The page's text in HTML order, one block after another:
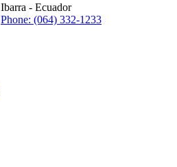
Ibarra - Ecuador
Phone: (064) 332-1233